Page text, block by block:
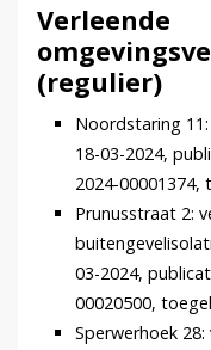
Verleende
(regulier)
Noordstaring
18-03-2024,
2024-00001374,
Prunusstraat 2:
03-2024,
00020500,
Sperwerhoek